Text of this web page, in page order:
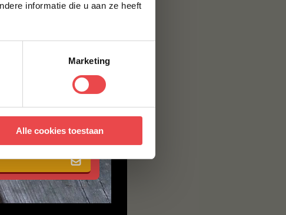
informatie die u aan ze heeft
Marketing
Alle cookies toestaan